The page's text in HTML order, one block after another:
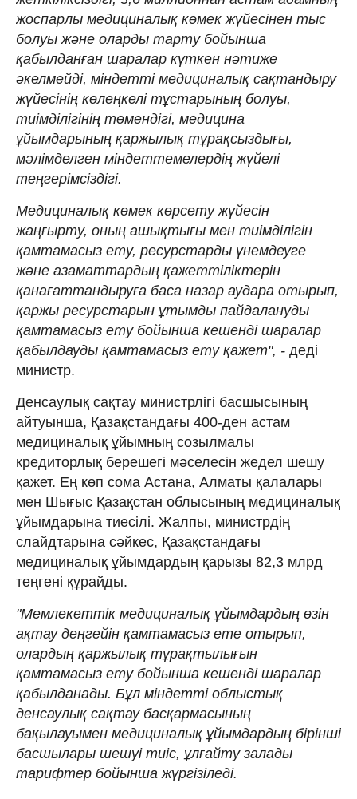
жоспарлы медициналық көмек жүйесінен тыс
болуы және оларды тарту бойынша
қабылданған шаралар күткен нәтиже
әкелмейді, міндетті медициналық сақтандыру
жүйесінің көлеңкелі тұстарының болуы,
тиімділігінің төмендігі, медицина
ұйымдарының қаржылық тұрақсыздығы,
мәлімделген міндеттемелердің жүйелі
теңгерімсіздігі.
Медициналық көмек көрсету жүйесін
жаңғырту, оның ашықтығы мен тиімділігін
қамтамасыз ету, ресурстарды үнемдеуге
және азаматтардың қажеттіліктерін
қанағаттандыруға баса назар аудара отырып,
қаржы ресурстарын ұтымды пайдалануды
қамтамасыз ету бойынша кешенді шаралар
қабылдауды қамтамасыз ету қажет", - деді
министр.
Денсаулық сақтау министрлігі басшысының
айтуынша, Қазақстандағы 400-ден астам
медициналық ұйымның созылмалы
кредиторлық берешегі мәселесін жедел шешу
қажет. Ең көп сома Астана, Алматы қалалары
мен Шығыс Қазақстан облысының медициналық
ұйымдарына тиесілі. Жалпы, министрдің
слайдтарына сәйкес, Қазақстандағы
медициналық ұйымдардың қарызы 82,3 млрд
теңгені құрайды.
"Мемлекеттік медициналық ұйымдардың өзін
ақтау деңгейін қамтамасыз ете отырып,
олардың қаржылық тұрақтылығын
қамтамасыз ету бойынша кешенді шаралар
қабылданады. Бұл міндетті облыстық
денсаулық сақтау басқармасының
бақылауымен медициналық ұйымдардың бірінші
басшылары шешуі тиіс, ұлғайту залады
тарифтер бойынша жүргізіледі.